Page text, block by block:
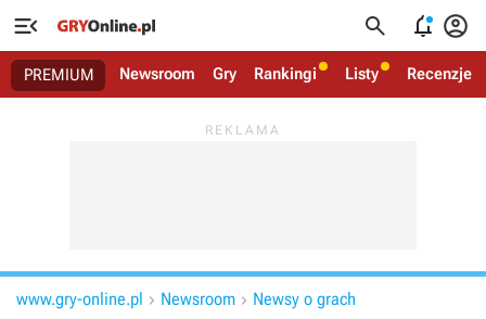
   
PREMIUM Newsroom Gry Rankingi Listy Recenzje
www.gry-online.pl  Newsroom  Newsy o grach